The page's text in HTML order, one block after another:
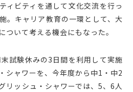
ィビティを通して文化交流を行っ
。キャリア教育の一環として、大
ついて考える機会にもなった。
試験休みの3日間を利用して実施
シャワーを、今年度から中1・中2
リッシュ・シャワーでは、5、6人